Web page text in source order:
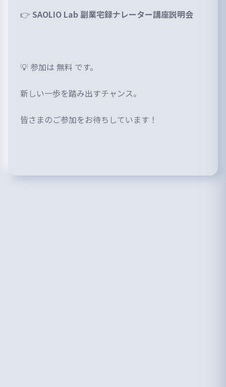
👉 SAOLIO Lab 副業宅録ナレーター講座説明会
💡 参加は 無料 です。
新しい一歩を踏み出すチャンス。
皆さまのご参加をお待ちしています！